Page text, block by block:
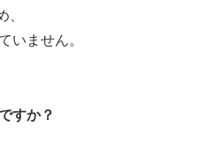
、
いません。
すか？